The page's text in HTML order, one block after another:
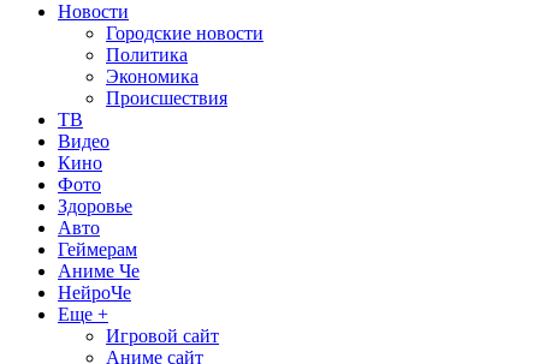
Новости
Городские новости
Политика
Экономика
Происшествия
ТВ
Видео
Кино
Фото
Здоровье
Авто
Геймерам
Аниме Че
НейроЧе
Еще +
Игровой сайт
Аниме сайт